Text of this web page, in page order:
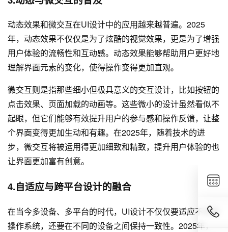
动态效果和微交互在UI设计中的应用越来越普遍。2025
年，动态效果不仅仅是为了炫酷的视觉效果，更是为了增强
用户体验的流畅性和互动感。动态效果能够帮助用户更好地
理解界面元素的变化，使得操作变得更加直观。
微交互则是指那些细小但极具意义的交互设计，比如按钮的
点击效果、页面加载的动画等。这些微小的设计虽然看似不
起眼，但它们能够有效提升用户的参与感和操作反馈，让整
个界面变得更加生动和有趣。在2025年，随着技术的进
步，微交互将被运用得更加细致和精致，提升用户体验的也
让界面更加富有创意。
4.自适应与跨平台设计的融合
在当今多设备、多平台的时代，UI设计不仅仅要适应不同的
操作系统，还要在不同的设备之间保持一致性。2025年，